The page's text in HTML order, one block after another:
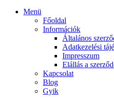
Menü
Főoldal
Információk
Általános
Adatkezelési
Impresszum
Elállás a
Kapcsolat
Blog
Gyik